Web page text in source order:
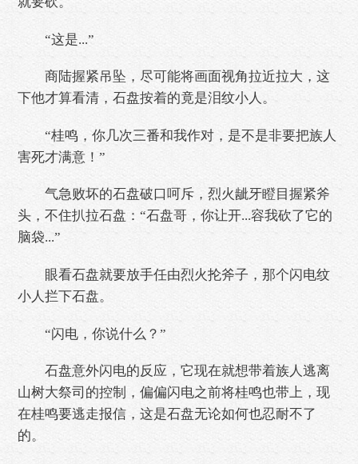
“这是...”
商陆握紧吊坠，尽可能将画面视角拉近拉大，这
下他才算看清，石盘按着的竟是泪纹小人。
“桂鸣，你几次三番和我作对，是不是非要把族人
害死才满意！”
气急败坏的石盘破口呵斥，烈火龇牙瞪目握紧斧
头，不住扒拉石盘：“石盘哥，你让开...容我砍了它的
脑袋...”
眼看石盘就要放手任由烈火抡斧子，那个闪电纹
小人拦下石盘。
“闪电，你说什么？”
石盘意外闪电的反应，它现在就想带着族人逃离
山树大祭司的控制，偏偏闪电之前将桂鸣也带上，现
在桂鸣要逃走报信，这是石盘无论如何也忍耐不了
的。